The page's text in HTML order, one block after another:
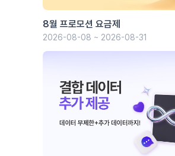
8월 프로모션 요금제
2026-08-08 ~ 2026-08-31